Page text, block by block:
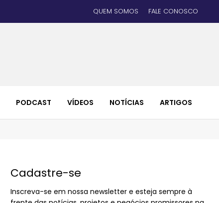
QUEM SOMOS FALE CONOSCO
PODCAST VÍDEOS NOTÍCIAS ARTIGOS
Cadastre-se
Inscreva-se em nossa newsletter e esteja sempre à